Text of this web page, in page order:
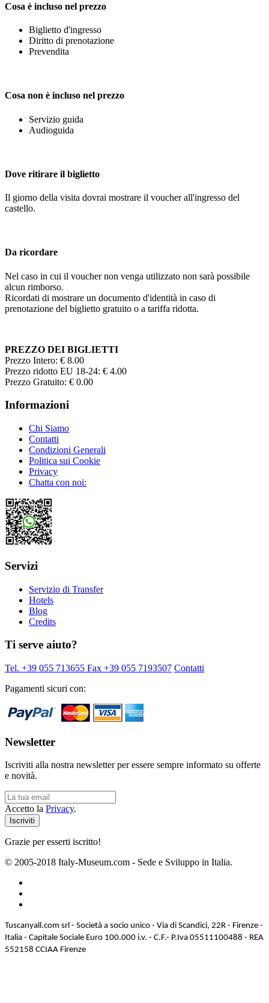
Cosa è incluso nel prezzo
Biglietto d'ingresso
Diritto di prenotazione
Prevendita
Cosa non è incluso nel prezzo
Servizio guida
Audioguida
Dove ritirare il biglietto
Il giorno della visita dovrai mostrare il voucher all'ingresso del
castello.
Da ricordare
Nel caso in cui il voucher non venga utilizzato non sarà possibile
alcun rimborso.
Ricordati di mostrare un documento d'identità in caso di
prenotazione del biglietto gratuito o a tariffa ridotta.
PREZZO DEI BIGLIETTI
Prezzo Intero: € 8.00
Prezzo ridotto EU 18-24: € 4.00
Prezzo Gratuito: € 0.00
Informazioni
Chi Siamo
Contatti
Condizioni Generali
Politica sui Cookie
Privacy
Chatta con noi:
Servizi
Servizio di Transfer
Hotels
Blog
Credits
Ti serve aiuto?
Tel. +39 055 713655 Fax +39 055 7193507 Contatti
Pagamenti sicuri con:
Newsletter
Iscriviti alla nostra newsletter per essere sempre informato su offerte
e novità.
Accetto la Privacy.
Grazie per esserti iscritto!
© 2005-2018 Italy-Museum.com - Sede e Sviluppo in Italia.
Tuscanyall.com srl - Società a socio unico - Via di Scandici, 22R - Firenze -
Italia - Capitale Sociale Euro 100.000 i.v. - C.F.- P.Iva 05511100488 - REA
552158 CCIAA Firenze